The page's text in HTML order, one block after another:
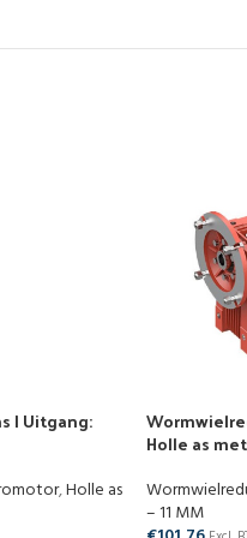
| Uitgang:
,Holle as
Holle as
– 11 MM